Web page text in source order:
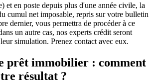
et en poste depuis plus d'une année civile, la
cumul net imposable, repris sur votre bulletin
dernier, vous permettra de procéder à ce
un autre cas, nos experts crédit seront
simulation. Prenez contact avec eux.
prêt immobilier : comment
résultat ?